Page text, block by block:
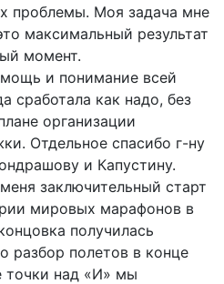
проблемы. Моя задача мне
максимальный результат
момент.
и понимание всей
сработала как надо, без
организации
Отдельное спасибо г-ну
и Капустину.
заключительный старт
мировых марафонов в
получилась
разбор полетов в конце
точки над «И» мы